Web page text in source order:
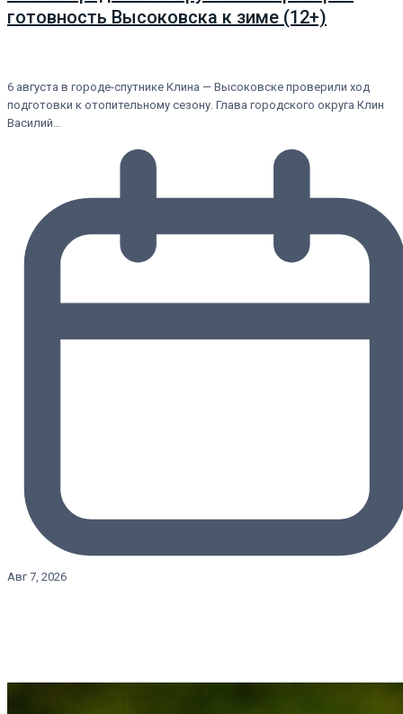
готовность Высоковска к зиме (12+)
6 августа в городе-спутнике Клина — Высоковске проверили ход
подготовки к отопительному сезону. Глава городского округа Клин
Василий…
Авг 7, 2026